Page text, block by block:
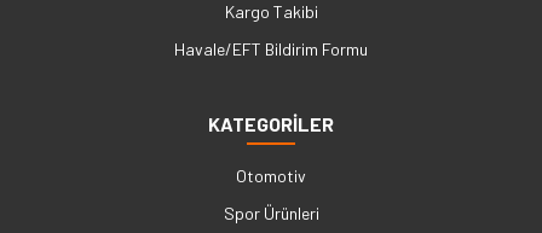
Kargo Takibi
Havale/EFT Bildirim Formu
KATEGORİLER
Otomotiv
Spor Ürünleri